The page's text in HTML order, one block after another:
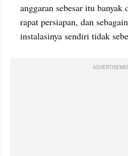
anggaran sebesar itu
rapat persiapan, dan
instalasinya sendiri tidak